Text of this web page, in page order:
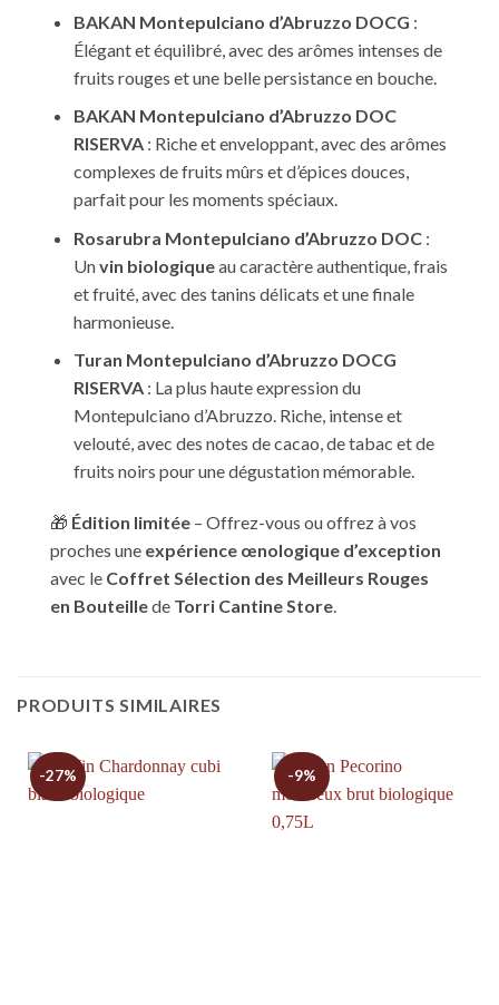
BAKAN Montepulciano d’Abruzzo DOCG :
Élégant et équilibré, avec des arômes intenses de
fruits rouges et une belle persistance en bouche.
BAKAN Montepulciano d’Abruzzo DOC
RISERVA: Riche et enveloppant, avec des arômes
complexes de fruits mûrs et d’épices douces,
parfait pour les moments spéciaux.
Rosarubra Montepulciano d’Abruzzo DOC:
Unvin biologiqueau caractère authentique, frais
et fruité, avec des tanins délicats et une finale
harmonieuse.
Turan Montepulciano d’Abruzzo DOCG
RISERVA: La plus haute expression du
Montepulciano d’Abruzzo. Riche, intense et
velouté, avec des notes de cacao, de tabac et de
fruits noirs pour une dégustation mémorable.
🎁 Édition limitée – Offrez-vous ou offrez à vos
proches une expérience œnologique d’exception
avec le Coffret Sélection des Meilleurs Rouges
en Bouteillede Torri Cantine Store.
PRODUITS SIMILAIRES
-27% -9%